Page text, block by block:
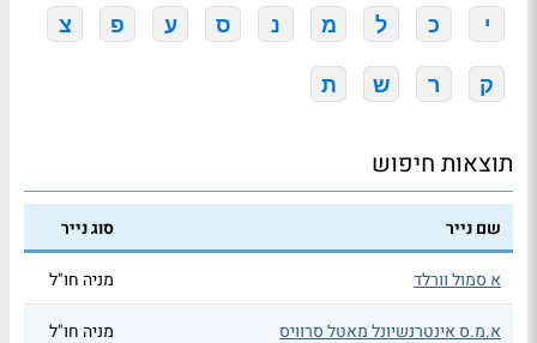
י כ ל מ נ ס ע פ צ
ק ר ש ת
תוצאות חיפוש
שם נייר סוג נייר
א סמול וורלד מניה חו"ל
א.מ.ס אינטרנשיונל מאטל סרוויס מניה חו"ל